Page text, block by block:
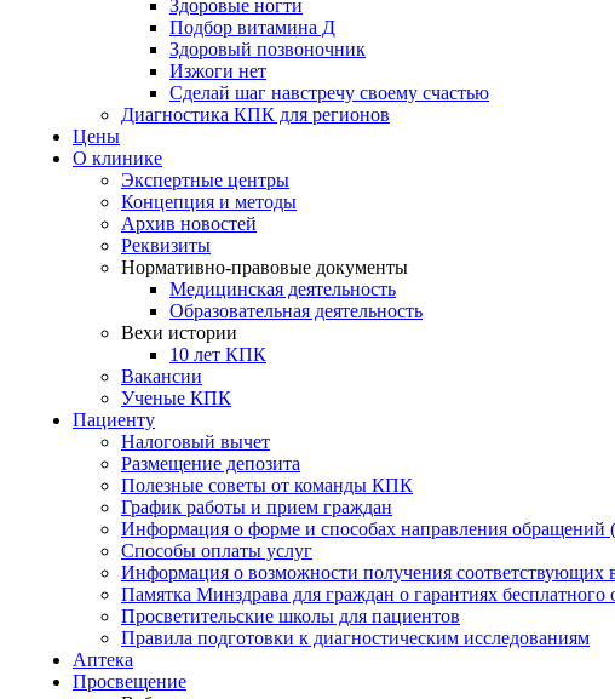
Здоровые ногти
Подбор витамина Д
Здоровый позвоночник
Изжоги нет
Сделай шаг навстречу своему счастью
Диагностика КПК для регионов
Цены
О клинике
Экспертные центры
Концепция и методы
Архив новостей
Реквизиты
Нормативно-правовые документы
Медицинская деятельность
Образовательная деятельность
Вехи истории
10 лет КПК
Вакансии
Ученые КПК
Пациенту
Налоговый вычет
Размещение депозита
Полезные советы от команды КПК
График работы и прием граждан
Информация о форме и способах направления обращений
Способы оплаты услуг
Информация о возможности получения
Памятка Минздрава для граждан о гарантиях
Просветительские школы для пациентов
Правила подготовки к диагностическим исследованиям
Аптека
Просвещение